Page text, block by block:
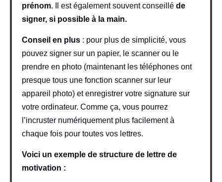
prénom. Il est également souvent conseillé de
signer, si possible à la main.
Conseil en plus : pour plus de simplicité, vous
pouvez signer sur un papier, le scanner ou le
prendre en photo (maintenant les téléphones ont
presque tous une fonction scanner sur leur
appareil photo) et enregistrer votre signature sur
votre ordinateur. Comme ça, vous pourrez
l’incruster numériquement plus facilement à
chaque fois pour toutes vos lettres.
Voici un exemple de structure de lettre de
motivation :